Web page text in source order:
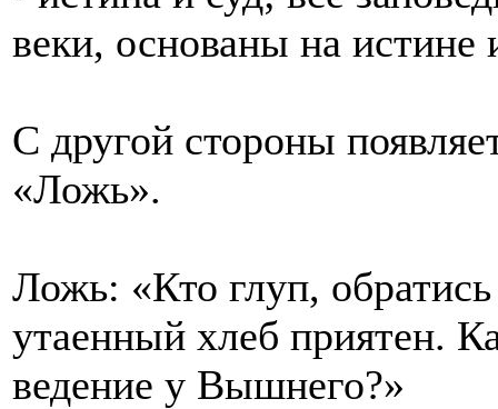
веки, основаны на истине
С другой стороны
«Ложь».
Ложь: «Кто глуп,
утаенный хлеб приятен.
ведение у Вышнего?»